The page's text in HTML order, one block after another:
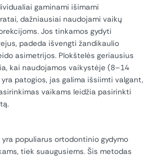
gaminami išimami
dažniausiai naudojami vaikų
Jos tinkamos gydyti
padeda išvengti žandikaulio
asimetrijos. Plokštelės geriausius
kai naudojamos vaikystėje (8–14
patogios, jas galima išsiimti valgant,
vaikams leidžia pasirinkti
populiarus ortodontinio gydymo
tiek suaugusiems. Šis metodas